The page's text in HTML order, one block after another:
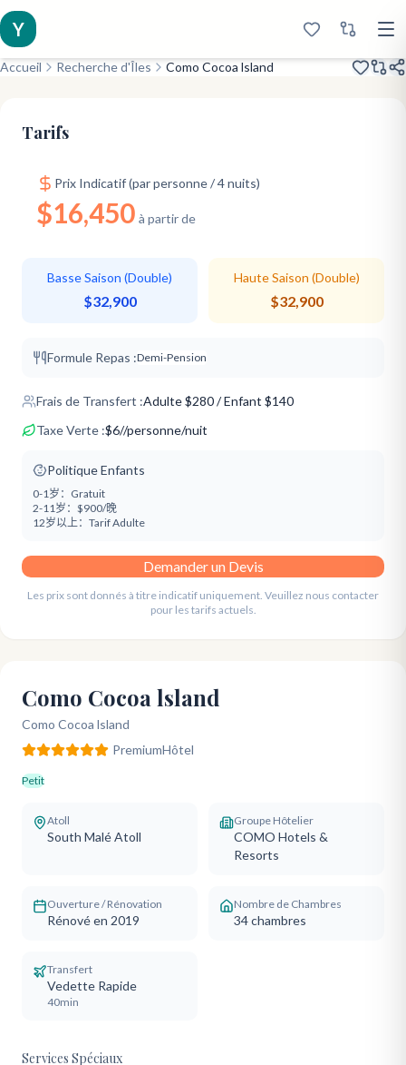
Y
Accueil Recherche d'Îles Como Cocoa lsland
Tarifs
Prix Indicatif (par personne / 4 nuits)
$16,450 à partir de
Basse Saison (Double)
$32,900
Haute Saison (Double)
$32,900
Formule Repas :Demi-Pension
Frais de Transfert :Adulte$280/ Enfant $140
Taxe Verte :$6//personne/nuit
Politique Enfants
0-1岁： Gratuit
2-11岁： $900/晚
12岁以上： Tarif Adulte
Demander un Devis
Les prix sont donnés à titre indicatif uniquement. Veuillez nous contacter
pour les tarifs actuels.
Como Cocoa lsland
Como Cocoa lsland
PremiumHôtel
Petit
Atoll
South Malé Atoll
Groupe Hôtelier
COMO Hotels &
Resorts
Ouverture / Rénovation
Rénové en 2019
Nombre de Chambres
34chambres
Transfert
Vedette Rapide
40min
Services Spéciaux